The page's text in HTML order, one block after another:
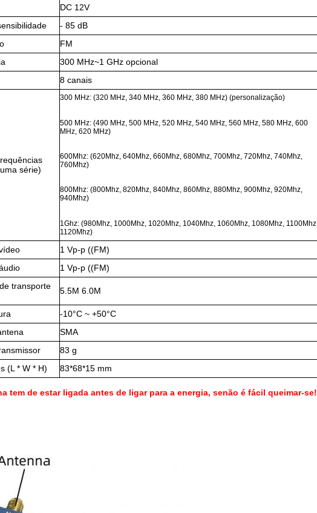
DC 12V
- 85 dB
FM
300 MHz~1 GHz opcional
8 canais
série)
300 MHz: (320 MHz, 340 MHz, 360 MHz, 380 MHz) (personalização)
500 MHz: (490 MHz, 500 MHz, 520 MHz, 540 MHz, 560 MHz, 580 MHz, 600
MHz, 620 MHz)
600Mhz: (620Mhz, 640Mhz, 660Mhz, 680Mhz, 700Mhz, 720Mhz, 740Mhz,
760Mhz)
800Mhz: (800Mhz, 820Mhz, 840Mhz, 860Mhz, 880Mhz, 900Mhz, 920Mhz,
940Mhz)
1Ghz: (980Mhz, 1000Mhz, 1020Mhz, 1040Mhz, 1060Mhz, 1080Mhz, 1100Mhz,
1120Mhz)
1 Vp-p ((FM)
1 Vp-p ((FM)
transporte
5.5M 6.0M
-10°C ~ +50°C
SMA
83 g
(L * W * H)
83*68*15 mm
tem de estar ligada antes de ligar para a energia, senão é fácil queimar-se!